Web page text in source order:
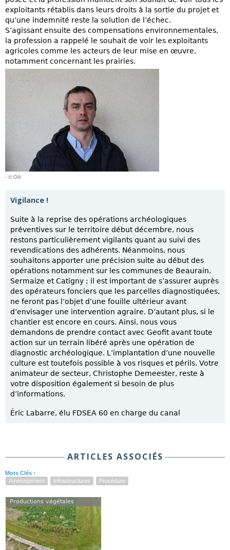
exploitants rétablis dans leurs droits à la sortie du projet et
qu’une indemnité reste la solution de l’échec.
S’agissant ensuite des compensations environnementales,
la profession a rappelé le souhait de voir les exploitants
agricoles comme les acteurs de leur mise en œuvre,
notamment concernant les prairies.
- © OA
Vigilance !
Suite à la reprise des opérations archéologiques
préventives sur le territoire début décembre, nous
restons particulièrement vigilants quant au suivi des
revendications des adhérents. Néanmoins, nous
souhaitons apporter une précision suite au début des
opérations notamment sur les communes de Beaurain,
Sermaize et Catigny ; il est important de s’assurer auprès
des opérateurs fonciers que les parcelles diagnostiquées,
ne feront pas l’objet d’une fouille ultérieur avant
d’envisager une intervention agraire. D’autant plus, si le
chantier est encore en cours. Ainsi, nous vous
demandons de prendre contact avec Geofit avant toute
action sur un terrain libéré après une opération de
diagnostic archéologique. L’implantation d’une nouvelle
culture est toutefois possible à vos risques et périls. Votre
animateur de secteur, Christophe Demeester, reste à
votre disposition également si besoin de plus
d’informations.
Éric Labarre, élu FDSEA 60 en charge du canal
ARTICLES ASSOCIÉS
Mots Clés :
Aménagement
Infrastructures Procédure
Productions végétales